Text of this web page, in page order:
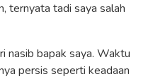
ternyata tadi saya salah
nasib bapak saya. Waktu
persis seperti keadaan